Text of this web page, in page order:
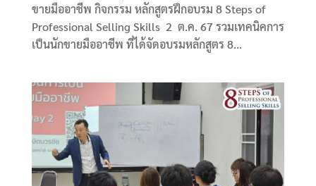
ขายมืออาชีพ กิจกรรม หลักสูตรฝึกอบรม 8 Steps of
Professional Selling Skills 2 ต.ค. 67 รวมเทคนิคการ
เป็นนักขายมืออาชีพ ที่ได้จัดอบรมหลักสูตร 8...